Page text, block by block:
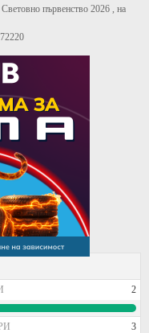
първенство 2026 , на
2
3